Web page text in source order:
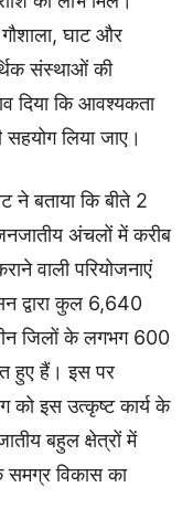
घाट और
संस्थाओं की
दिया कि आवश्यकता
लिया जाए।
ने बताया कि बीते 2
अंचलों में करीब
वाली परियोजनाएं
द्वारा कुल 6,640
जिलों के लगभग 600
हुए हैं। इस पर
को इस उत्कृष्ट कार्य के
बहुल क्षेत्रों में
समग्र विकास का